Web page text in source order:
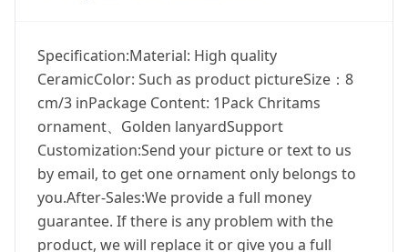
Specification:Material: High quality
CeramicColor: Such as product pictureSize：8
cm/3 inPackage Content: 1Pack Chritams
ornament、Golden lanyardSupport
Customization:Send your picture or text to us
by email, to get one ornament only belongs to
you.After-Sales:We provide a full money
guarantee. If there is any problem with the
product, we will replace it or give you a full